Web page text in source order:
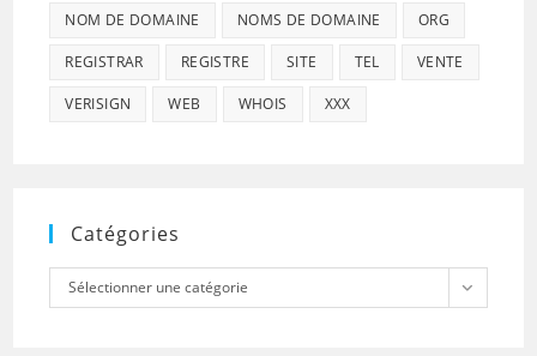
NOM DE DOMAINE NOMS DE DOMAINE ORG
REGISTRAR REGISTRE SITE TEL VENTE
VERISIGN WEB WHOIS XXX
Catégories
Catégories
Sélectionner une catégorie